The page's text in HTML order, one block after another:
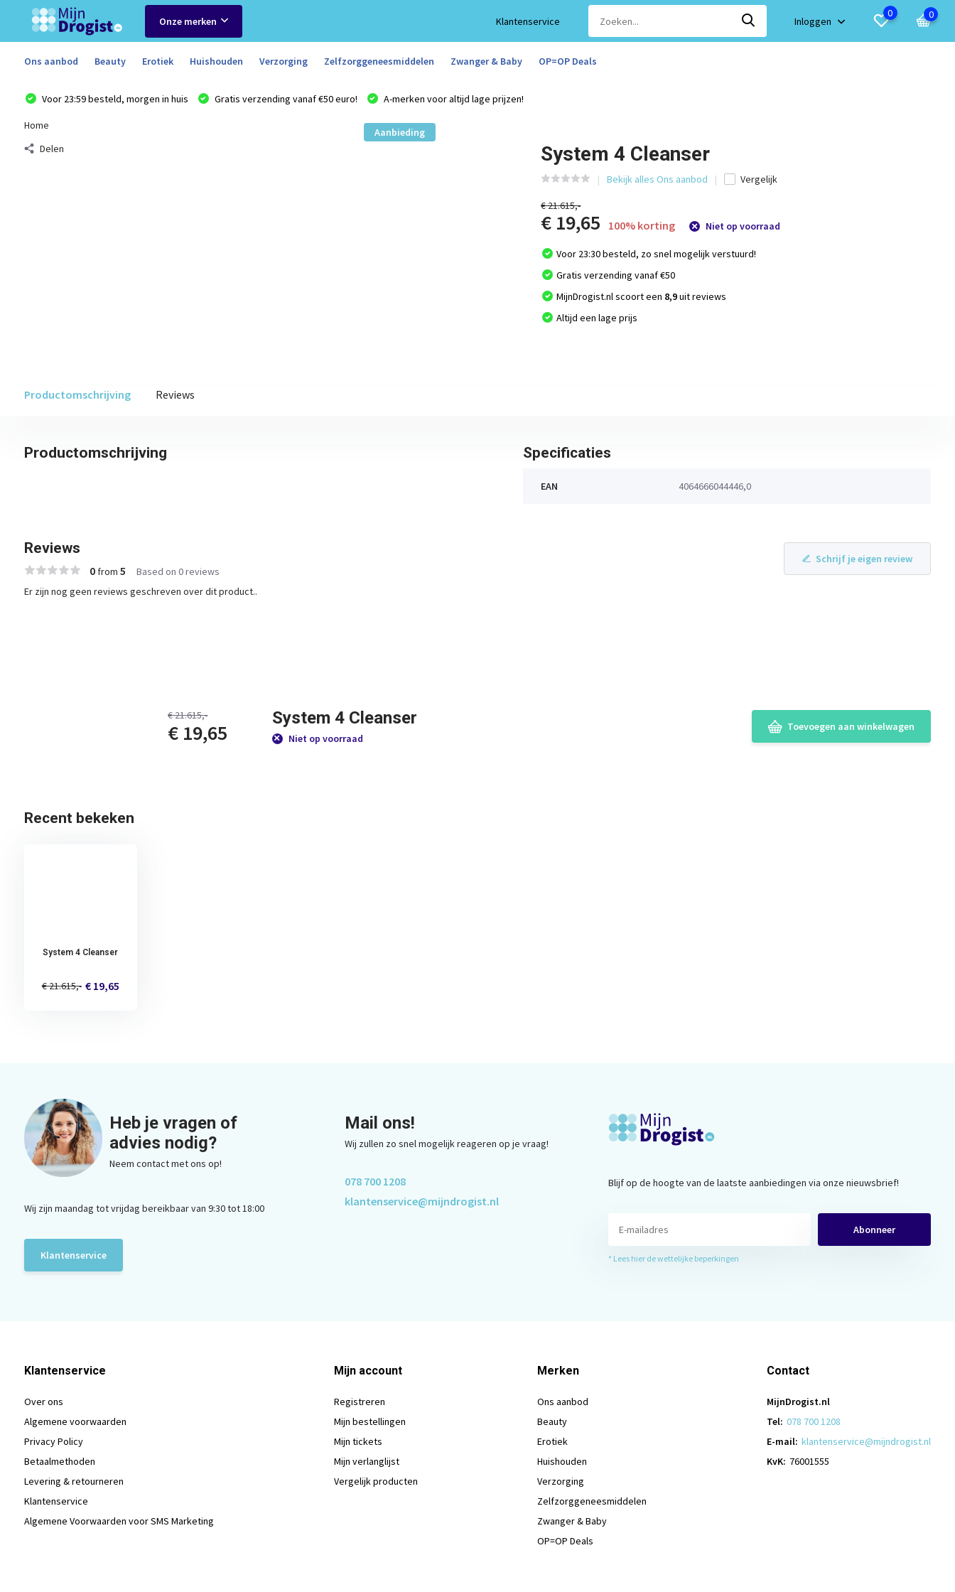
Onze merken Klantenservice Inloggen
0 0
Ons aanbod Beauty Erotiek Huishouden Verzorging Zelfzorggeneesmiddelen Zwanger & Baby OP=OP Deals
Voor 23:59 besteld, morgen in huis Gratis verzending vanaf €50 euro! A-merken voor altijd lage prijzen!
Home
Aanbieding
Delen
System 4 Cleanser
Bekijk alles Ons aanbod Vergelijk
€ 21.615,-
€ 19,65 100% korting Niet op voorraad
Voor 23:30 besteld, zo snel mogelijk verstuurd!
Gratis verzending vanaf €50
MijnDrogist.nl scoort een 8,9uit reviews
Altijd een lage prijs
Productomschrijving Reviews
Productomschrijving Specificaties
EAN 4064666044446,0
Reviews
0from 5 Based on 0 reviews
Schrijf je eigen review
Er zijn nog geen reviews geschreven over dit product..
€ 21.615,-
€ 19,65
System 4 Cleanser
Niet op voorraad
Toevoegen aan winkelwagen
Recent bekeken
System 4 Cleanser
€ 21.615,- € 19,65
Heb je vragen of
advies nodig?
Neem contact met ons op!
Wij zijn maandag tot vrijdag bereikbaar van 9:30 tot 18:00
Klantenservice
Mail ons!
Wij zullen zo snel mogelijk reageren op je vraag!
078 700 1208
klantenservice@mijndrogist.nl
Blijf op de hoogte van de laatste aanbiedingen via onze nieuwsbrief!
Abonneer
* Lees hier de wettelijke beperkingen
Klantenservice
Over ons
Algemene voorwaarden
Privacy Policy
Betaalmethoden
Levering & retourneren
Klantenservice
Algemene Voorwaarden voor SMS Marketing
Mijn account
Registreren
Mijn bestellingen
Mijn tickets
Mijn verlanglijst
Vergelijk producten
Merken
Ons aanbod
Beauty
Erotiek
Huishouden
Verzorging
Zelfzorggeneesmiddelen
Zwanger & Baby
OP=OP Deals
Contact
MijnDrogist.nl
Tel: 078 700 1208
E-mail: klantenservice@mijndrogist.nl
KvK: 76001555